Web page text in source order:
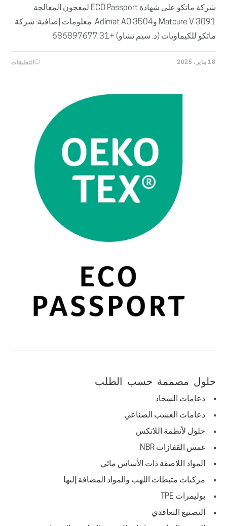
شركة ماتكو على شهادة ECO Passport لمعجون المعالجة
Matcure V 3091 وAdimat AO 3504. معلومات إضافية: شركة
ماتكو للكيماويات (د. سيم تشاو) +31 686897677
التعليقاتعلى
حلول مصممة حسب الطلب
دعامات السجاد
دعامات العشب الصناعي
حلول لأنظمة اللاتكس
غمس القفازات NBR
المواد اللاصقة ذات الأساس مائي
مركبات مثبطات اللهب والمواد المضافة إليها
بوليمرات TPE
التصنيع التعاقدي